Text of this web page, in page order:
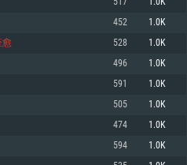
는 AMD Radeon 77XX / NVIDIA
Xeon 은 지원하지 않습니다)
Pro 5200 (Mac), 혹은 이와 비슷한 성
최소 해상도: 720p
그래픽 드라이버를 지원하는 NVIDIA
을 가지며 최신 그래픽 드라이버를 지
517 1.0K
452 1.0K
愈 528 1.0K
496 1.0K
591 1.0K
505 1.0K
474 1.0K
594 1.0K